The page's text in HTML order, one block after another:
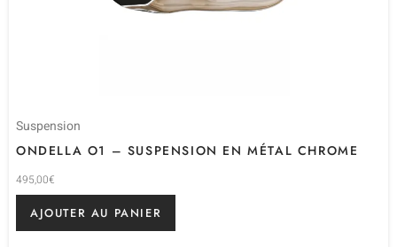
Suspension
ONDELLA O1 – SUSPENSION EN MÉTAL CHROME
495,00€
AJOUTER AU PANIER